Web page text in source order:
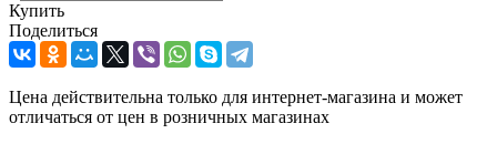
Купить
Поделиться
Цена действительна только для интернет-магазина и может
отличаться от цен в розничных магазинах